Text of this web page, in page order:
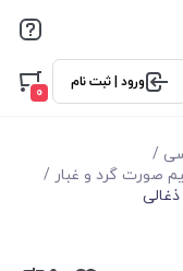
ورود | ثبت نام
0
/
صورت گرد و غبار /